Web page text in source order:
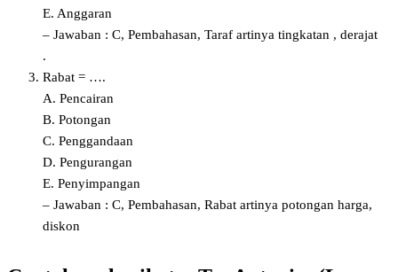
E. Anggaran
– Jawaban : C, Pembahasan, Taraf artinya tingkatan , derajat
.
Rabat = ….
A. Pencairan
B. Potongan
C. Penggandaan
D. Pengurangan
E. Penyimpangan
– Jawaban : C, Pembahasan, Rabat artinya potongan harga,
diskon